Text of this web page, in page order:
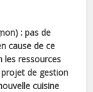
: pas de
cause de ce
les ressources
de gestion
cuisine